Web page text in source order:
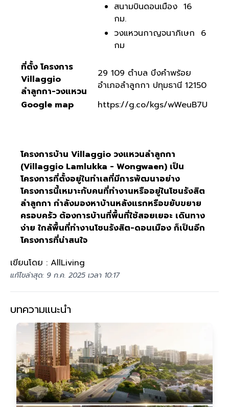
สนามบินดอนเมือง 16
กม.
วงแหวนกาญจนาภิเษก 6
กม
ที่ตั้ง โครงการ
Villaggio
ลำลูกกา-วงแหวน
29 109 ตำบล บึงคำพร้อย
อำเภอลำลูกกา ปทุมธานี 12150
Google map
https://g.co/kgs/wWeuB7U
โครงการบ้าน Villaggio วงแหวนลำลูกกา
(Villaggio Lamlukka - Wongwaen) เป็น
โครงการที่ตั้งอยู่ในทำเลที่มีการพัฒนาอย่าง
โครงการนี้เหมาะกับคนที่ทำงานหรืออยู่ในโซนรังสิต
ลำลูกกา กำลังมองหาบ้านหลังแรกหรือขยับขยาย
ครอบครัว ต้องการบ้านที่พื้นที่ใช้สอยเยอะ เดินทาง
ง่าย ใกล้พื้นที่ทำงานโซนรังสิต-ดอนเมือง ก็เป็นอีก
โครงการที่น่าสนใจ
เขียนโดย : AllLiving
แก้ไขล่าสุด: 9 ก.ค. 2025 เวลา 10:17
บทความแนะนำ